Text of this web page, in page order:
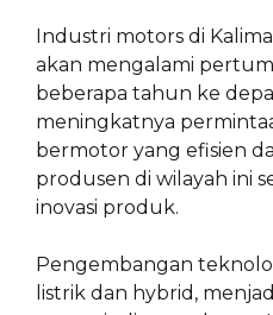
Industri motors di
akan mengalami
beberapa tahun ke
meningkatnya
bermotor yang efisien
produsen di wilayah ini
inovasi produk.
Pengembangan
listrik dan hybrid,